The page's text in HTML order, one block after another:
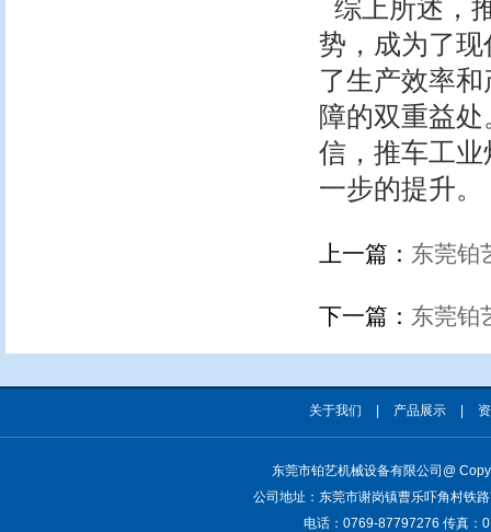
综上所述，
势，成为了
了生产效率
障的双重益
信，推车工
一步的提升。
上一篇： 东莞铂
下一篇： 东莞铂
关于我们 产品展示
东莞市铂艺机械设备有限公司 @
公司地址：东莞市谢岗镇曹乐吓角村铁
电话：0769-87797276 传真：